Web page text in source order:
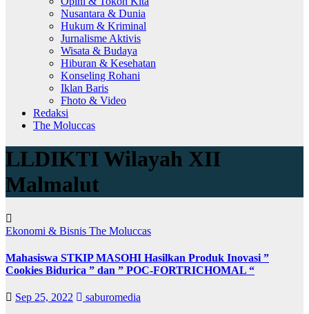
Nusantara & Dunia
Hukum & Kriminal
Jurnalisme Aktivis
Wisata & Budaya
Hiburan & Kesehatan
Konseling Rohani
Iklan Baris
Fhoto & Video
Redaksi
The Moluccas
LLDIKTI Wilayah XII
Malmalut
Ekonomi & Bisnis The Moluccas
Mahasiswa STKIP MASOHI Hasilkan Produk Inovasi ”
Cookies Bidurica ” dan ” POC-FORTRICHOMAL “
Sep 25, 2022
saburomedia